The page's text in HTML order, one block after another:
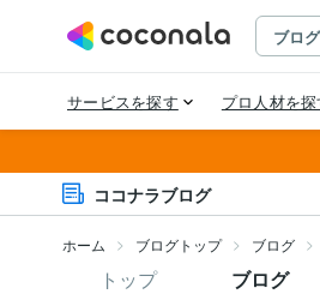
ココナラブログ
ホーム ブログトップ ブログ
トップ ブログ